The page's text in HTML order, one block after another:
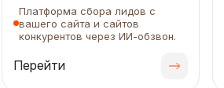
Платформа сбора лидов с
вашего сайта и сайтов
конкурентов через ИИ-обзвон.
Перейти